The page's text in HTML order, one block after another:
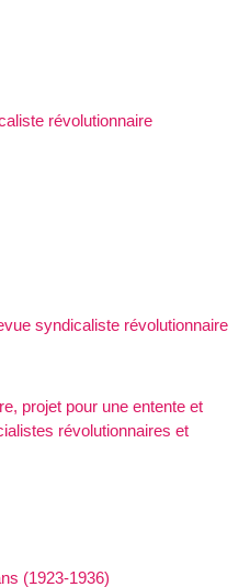
révolutionnaire
syndicaliste révolutionnaire
projet pour une entente et
révolutionnaires et
(1923-1936)